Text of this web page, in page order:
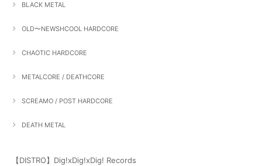
BLACK METAL
OLD〜NEWSHCOOL HARDCORE
CHAOTIC HARDCORE
METALCORE / DEATHCORE
SCREAMO / POST HARDCORE
DEATH METAL
【DISTRO】Dig!xDig!xDig! Records